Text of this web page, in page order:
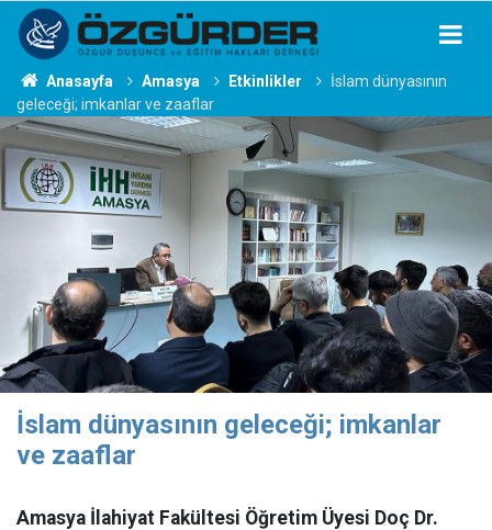
Anasayfa Amasya Etkinlikler
İslam dünyasının
geleceği; imkanlar ve zaaflar
İslam dünyasının geleceği; imkanlar
ve zaaflar
Amasya İlahiyat Fakültesi Öğretim Üyesi Doç Dr.